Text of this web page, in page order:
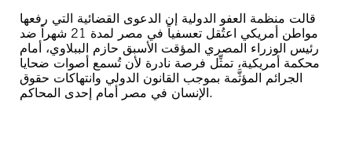
قالت منظمة العفو الدولية إن الدعوى القضائية التي رفعها
مواطن أمريكي اعتُقل تعسفياً في مصر لمدة 21 شهراً ضد
رئيس الوزراء المصري المؤقت الأسبق حازم الببلاوي، أمام
محكمة أمريكية، تمثِّل فرصة نادرة لأن تُسمع أصوات ضحايا
الجرائم المؤثَّمة بموجب القانون الدولي وانتهاكات حقوق
الإنسان في مصر أمام إحدى المحاكم.